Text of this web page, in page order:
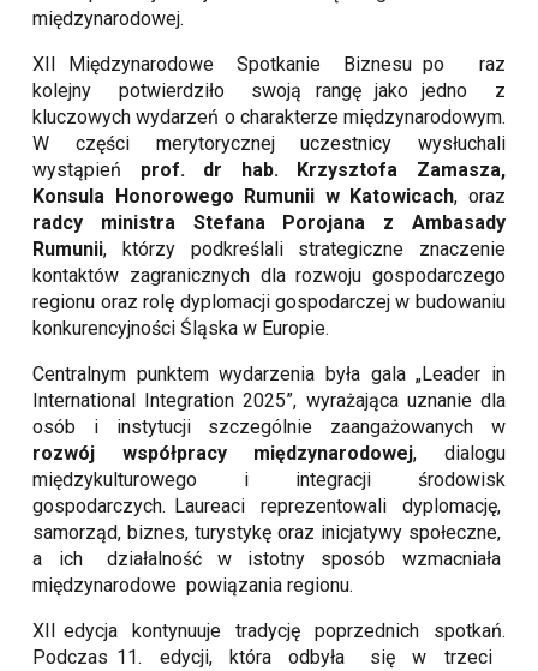
międzynarodowej.
XII Międzynarodowe Spotkanie Biznesu po raz
kolejny potwierdziło swoją rangę jako jedno z
kluczowych wydarzeń o charakterze międzynarodowym.
W części merytorycznej uczestnicy wysłuchali
wystąpień prof. dr hab. Krzysztofa Zamasza,
Konsula Honorowego Rumunii w Katowicach, oraz
radcy ministra Stefana Porojana z Ambasady
Rumunii, którzy podkreślali strategiczne znaczenie
kontaktów zagranicznych dla rozwoju gospodarczego
regionu oraz rolę dyplomacji gospodarczej w budowaniu
konkurencyjności Śląska w Europie.
Centralnym punktem wydarzenia była gala „Leader in
International Integration 2025”, wyrażająca uznanie dla
osób i instytucji szczególnie zaangażowanych w
rozwój współpracy międzynarodowej, dialogu
międzykulturowego i integracji środowisk
gospodarczych. Laureaci reprezentowali dyplomację,
samorząd, biznes, turystykę oraz inicjatywy społeczne,
a ich działalność w istotny sposób wzmacniała
międzynarodowe powiązania regionu.
XII edycja kontynuuje tradycję poprzednich spotkań.
Podczas 11. edycji, która odbyła się w trzeci